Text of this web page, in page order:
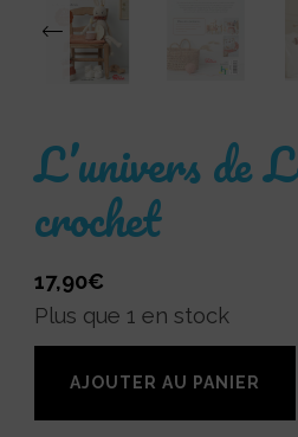
L’univers de
crochet
17,90€
Plus que 1 en stock
AJOUTER AU PANIER